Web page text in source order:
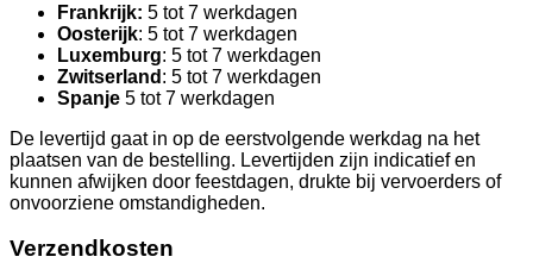
Frankrijk: 5 tot 7 werkdagen
Oosterijk: 5 tot 7 werkdagen
Luxemburg: 5 tot 7 werkdagen
Zwitserland : 5 tot 7 werkdagen
Spanje 5 tot 7 werkdagen
De levertijd gaat in op de eerstvolgende werkdag na het
plaatsen van de bestelling. Levertijden zijn indicatief en
kunnen afwijken door feestdagen, drukte bij vervoerders of
onvoorziene omstandigheden.
Verzendkosten